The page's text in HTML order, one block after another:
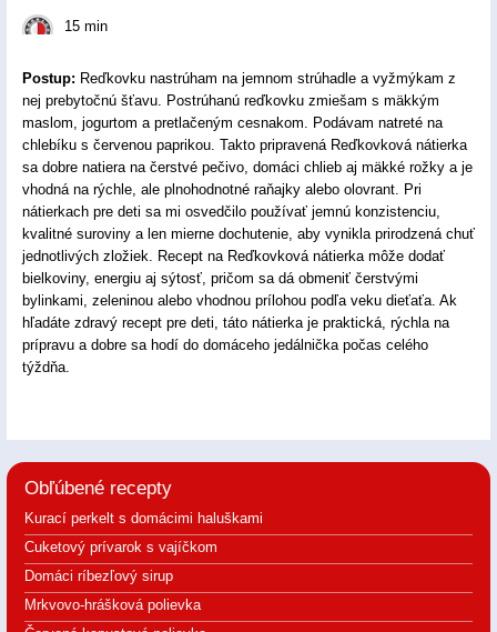
15 min
Postup: Reďkovku nastrúham na jemnom strúhadle a vyžmýkam z
nej prebytočnú šťavu. Postrúhanú reďkovku zmiešam s mäkkým
maslom, jogurtom a pretlačeným cesnakom. Podávam natreté na
chlebíku s červenou paprikou. Takto pripravená Reďkovková nátierka
sa dobre natiera na čerstvé pečivo, domáci chlieb aj mäkké rožky a je
vhodná na rýchle, ale plnohodnotné raňajky alebo olovrant. Pri
nátierkach pre deti sa mi osvedčilo používať jemnú konzistenciu,
kvalitné suroviny a len mierne dochutenie, aby vynikla prirodzená chuť
jednotlivých zložiek. Recept na Reďkovková nátierka môže dodať
bielkoviny, energiu aj sýtosť, pričom sa dá obmeniť čerstvými
bylinkami, zeleninou alebo vhodnou prílohou podľa veku dieťaťa. Ak
hľadáte zdravý recept pre deti, táto nátierka je praktická, rýchla na
prípravu a dobre sa hodí do domáceho jedálnička počas celého
týždňa.
Obľúbené recepty
Kurací perkelt s domácimi haluškami
Cuketový prívarok s vajíčkom
Domáci ríbezľový sirup
Mrkvovo-hrášková polievka